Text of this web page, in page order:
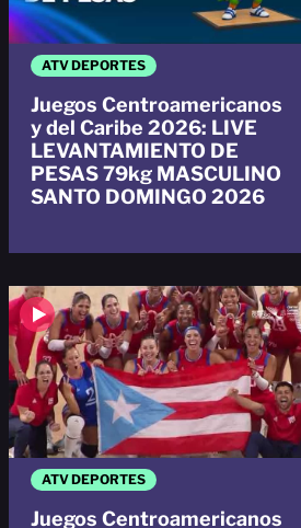
ATV DEPORTES
Juegos Centroamericanos
y del Caribe 2026: LIVE
LEVANTAMIENTO DE
PESAS 79kg MASCULINO
SANTO DOMINGO 2026
ATV DEPORTES
Juegos Centroamericanos